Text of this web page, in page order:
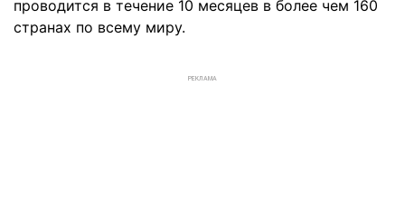
проводится в течение 10 месяцев в более чем 160
странах по всему миру.
РЕКЛАМА